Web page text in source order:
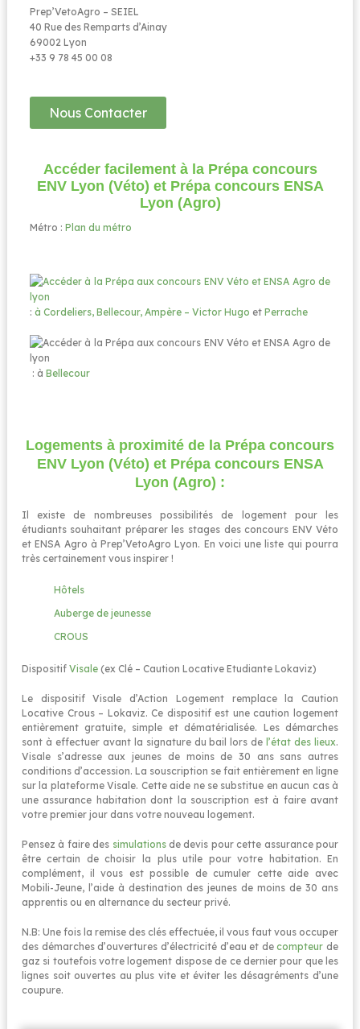
Prep’VetoAgro – SEIEL
40 Rue des Remparts d’Ainay
69002 Lyon
+33 9 78 45 00 08
Nous Contacter
Accéder facilement à la Prépa concours
ENV Lyon (Véto) et Prépa concours ENSA
Lyon (Agro)​
Métro : Plan du métro
: à Cordeliers, Bellecour, Ampère – Victor Hugo et Perrache
: à Bellecour
Logements à proximité de la Prépa concours
ENV Lyon (Véto) et Prépa concours ENSA
Lyon (Agro)​ :
Il existe de nombreuses possibilités de logement pour les
étudiants souhaitant préparer les stages des concours ENV Véto
et ENSA Agro à Prep’VetoAgro Lyon. En voici une liste qui pourra
très certainement vous inspirer !
Hôtels
Auberge de jeunesse
CROUS
Dispositif Visale(ex Clé – Caution Locative Etudiante Lokaviz)
Le dispositif Visale d’Action Logement remplace la Caution
Locative Crous – Lokaviz. Ce dispositif est une caution logement
entièrement gratuite, simple et dématérialisée. Les démarches
sont à effectuer avant la signature du bail lors de l’état des lieux.
Visale s’adresse aux jeunes de moins de 30 ans sans autres
conditions d’accession. La souscription se fait entièrement en ligne
sur la plateforme Visale. Cette aide ne se substitue en aucun cas à
une assurance habitation dont la souscription est à faire avant
votre premier jour dans votre nouveau logement.
Pensez à faire des simulationsde devis pour cette assurance pour
être certain de choisir la plus utile pour votre habitation. En
complément, il vous est possible de cumuler cette aide avec
Mobili-Jeune, l’aide à destination des jeunes de moins de 30 ans
apprentis ou en alternance du secteur privé.
N.B: Une fois la remise des clés effectuée, il vous faut vous occuper
des démarches d’ouvertures d’électricité d’eau et decompteur de
gaz si toutefois votre logement dispose de ce dernier pour que les
lignes soit ouvertes au plus vite et éviter les désagréments d’une
coupure.